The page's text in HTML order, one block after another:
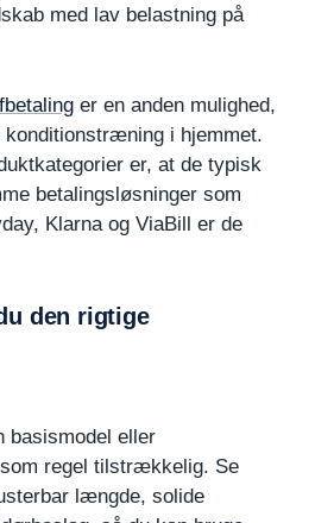
med lav belastning på
er en anden mulighed,
konditionstræning i hjemmet.
er, at de typisk
betalingsløsninger som
Klarna og ViaBill er de
den rigtige
basismodel eller
regel tilstrækkelig. Se
længde, solide